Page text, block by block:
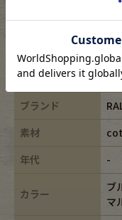
表記サイズ
ブランド
素材
年代
-
カラー
ブ
マ